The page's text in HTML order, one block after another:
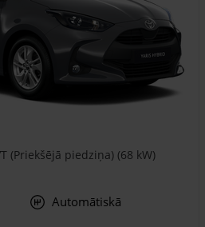
(Priekšējā piedziņa) (68 kW)
Automātiskā